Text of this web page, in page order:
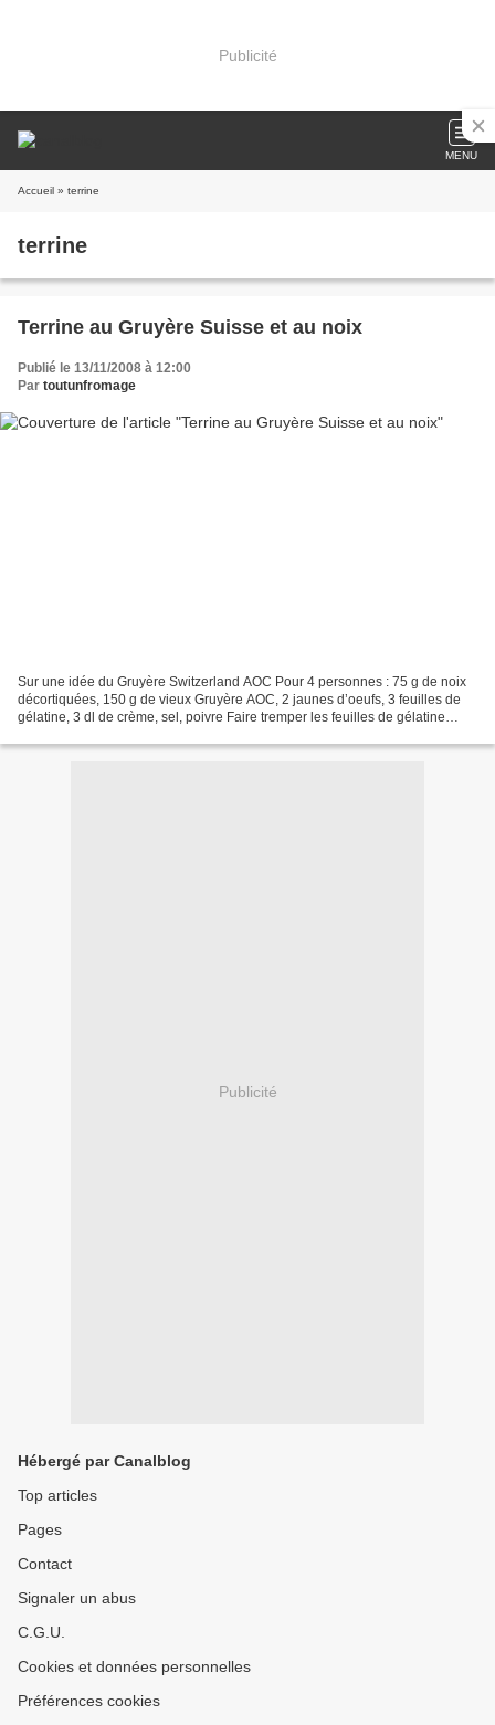
Publicité
MENU
Accueil » terrine
terrine
Terrine au Gruyère Suisse et au noix
Publié le 13/11/2008 à 12:00
Par toutunfromage
Sur une idée du Gruyère Switzerland AOC Pour 4 personnes : 75 g de noix
décortiquées, 150 g de vieux Gruyère AOC, 2 jaunes d’oeufs, 3 feuilles de
gélatine, 3 dl de crème, sel, poivre Faire tremper les feuilles de gélatine
Publicité
Hébergé par Canalblog
Top articles
Pages
Contact
Signaler un abus
C.G.U.
Cookies et données personnelles
Préférences cookies